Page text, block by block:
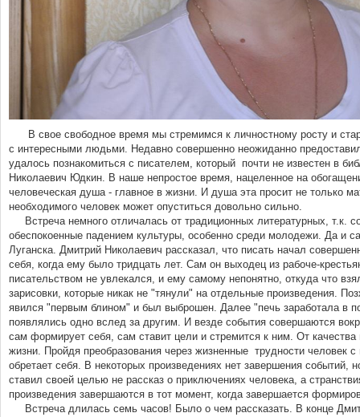
В свое свободное время мы стремимся к личностному росту и
с интересными людьми. Недавно совершенно неожиданно
удалось познакомиться с писателем, который почти не известен в
Николаевич Юдкин. В наше непростое время, нацеленное на
человеческая душа - главное в жизни. И душа эта просит не только
необходимого человек может опуститься довольно сильно.
Встреча немного отличалась от традиционных литературных, т.к.
обеспокоенные падением культуры, особенно среди молодежи. Да и
Луганска. Дмитрий Николаевич рассказал, что писать начал
себя, когда ему было тридцать лет. Сам он выходец из рабоче-
писательством не увлекался, и ему самому непонятно, откуда что
зарисовки, которые никак не "тянули" на отдельные произведения.
явился "первым блином" и был выброшен. Далее "печь заработала в
появлялись одно вслед за другим. И везде события совершаются
сам формирует себя, сам ставит цели и стремится к ним. От качества
жизни. Пройдя преобразования через жизненные трудности человек
обретает себя. В некоторых произведениях нет завершения событий,
ставил своей целью не рассказ о приключениях человека, а
произведения завершаются в тот момент, когда завершается
Встреча длилась семь часов! Было о чем рассказать. В конце